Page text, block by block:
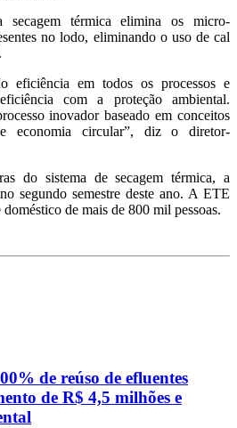
térmica elimina os micro-
no lodo, eliminando o uso de cal
eficiência em todos os processos e
com a proteção ambiental.
inovador baseado em conceitos
economia circular”, diz o diretor-
do sistema de secagem térmica, a
segundo semestre deste ano. A ETE
de mais de 800 mil pessoas.
de reúso de efluentes
de R$ 4,5 milhões e